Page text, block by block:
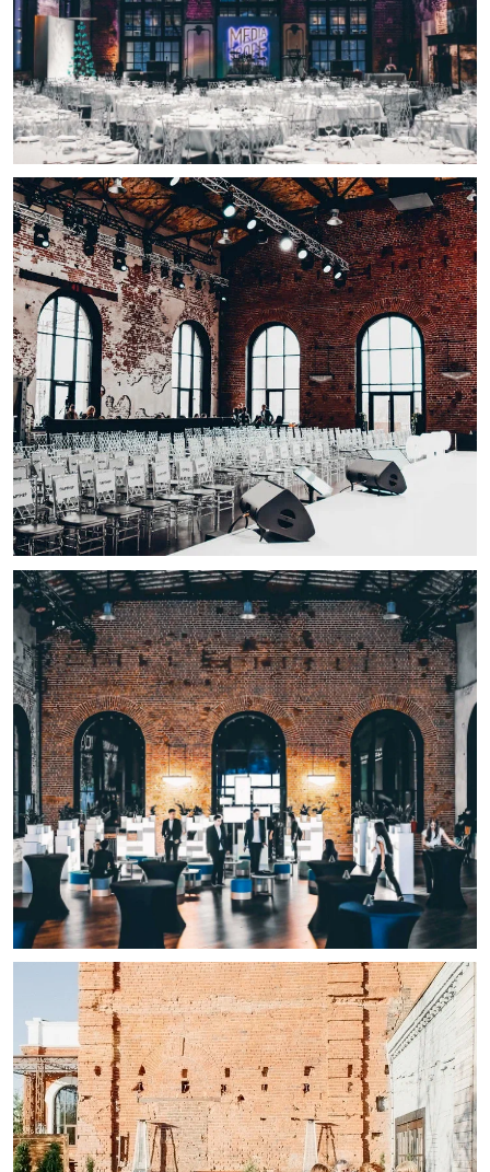
LOFT#3
АУТЕНТИЧНЫЙ
ОСОБНЯК СО
СВОЕЙ ИСТОРИЕЙ,
ВЫСТРОЕННЫЙ В
19-ВЕКЕ
Бельгийские архитекторы построили этот
особняк заяв удобное расположение в
центре столице с видом на Москву-реку.
Montblanc – это лофт-шале с кирпичными
стенами и светлым потолком из настоящего
дерева. Из зала открывается вид на
набережную Москвы-реки и исторический
центр. Само пространство украшает
крафтовая мебель и уникальный дизайн на
стене в виде карты земли. Функционал зала
расширяет стильная сцена и